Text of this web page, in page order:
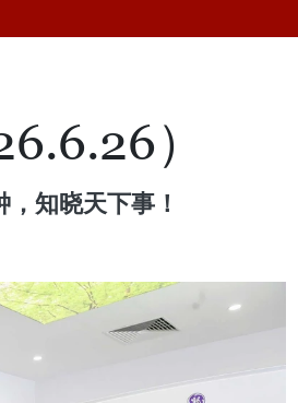
）
知晓天下事！